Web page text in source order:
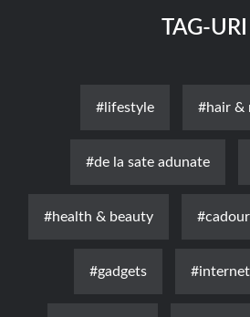
TAG-URI
#lifestyle #hair &
#de la sate adunate
#health & beauty
#gadgets